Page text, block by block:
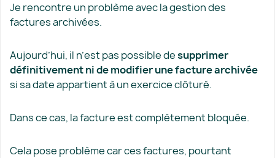
Je rencontre un problème avec la gestion des
factures archivées.
Aujourd’hui, il n’est pas possible desupprimer
définitivement ni de modifier une facture archivée
si sa date appartient à un exercice clôturé.
Dans ce cas, la facture est complètement bloquée.
Cela pose problème car ces factures, pourtant